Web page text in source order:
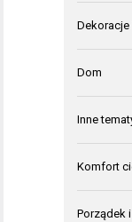
Dom
Inne
Komfort
Porządek